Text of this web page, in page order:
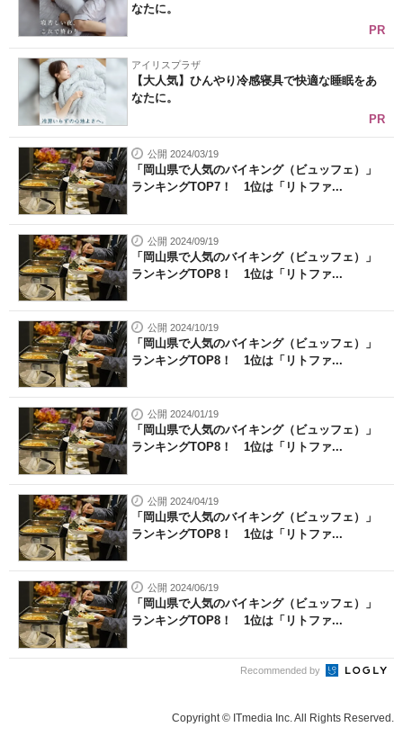
なたに。
PR
アイリスプラザ
【大人気】ひんやり冷感寝具で快適な睡眠をあ
なたに。
PR
公開 2024/03/19
「岡山県で人気のバイキング（ビュッフェ）」
ランキングTOP7！ 1位は「リトファ...
公開 2024/09/19
「岡山県で人気のバイキング（ビュッフェ）」
ランキングTOP8！ 1位は「リトファ...
公開 2024/10/19
「岡山県で人気のバイキング（ビュッフェ）」
ランキングTOP8！ 1位は「リトファ...
公開 2024/01/19
「岡山県で人気のバイキング（ビュッフェ）」
ランキングTOP8！ 1位は「リトファ...
公開 2024/04/19
「岡山県で人気のバイキング（ビュッフェ）」
ランキングTOP8！ 1位は「リトファ...
公開 2024/06/19
「岡山県で人気のバイキング（ビュッフェ）」
ランキングTOP8！ 1位は「リトファ...
Recommended by
Copyright © ITmedia Inc. All Rights Reserved.